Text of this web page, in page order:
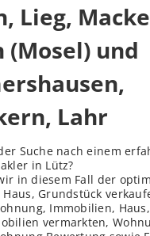
Lieg,
(Mosel) und
Lahr
Suche nach einem
in Lütz?
in diesem Fall der
Grundstück
Immobilien,
vermarkten,